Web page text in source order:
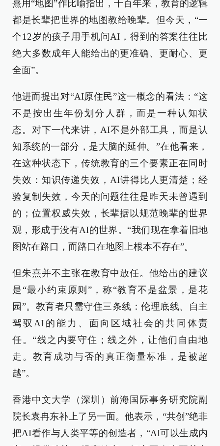
熹用“地图”作比喻指出，千百年来，教育的逻辑
都是长辈把世界的地图教给晚辈。但今天，“一
个12岁的孩子用手机问AI，得到的答案往往比
绝大多数成年人能给出的更准确、更耐心、更
全面”。
他进而提出对“AI原住民”这一概念的看法：“这
不是按出生年份划分人群，而是一种认知状
态。对下一代来讲，AI不是外部工具，而是认
知系统的一部分，是大脑的延伸。”在他看来，
在这种状态下，传统教育的三个要素正在同时
失效：知识传递失效，AI讲得比人更清楚；经
验复制失效，今天的问题往往是昨天未曾遇到
的；位置权威失效，长辈据以规范晚辈的世界
观，形成于没有AI的世界。“我们现在拿着旧地
图站在路口，而路口在地图上根本不存在”。
但朱熹并不主张在教育中放任。他给出的建议
是“最小约束原则”，称“教育不是盆景，是花
园”。教育者只需守住三条线：伦理底线、自主
驾驭AI的能力、面向区域社会的共同体责
任。“线之内要守住；线之外，让他们自由地
走。教育成功与否的真正衡量标准，是被超
越”。
香港中文大学（深圳）前海国际事务研究院副
院长袁冉东补上了另一面。他表示，“共创”绝非
把AI看作与人类平等的创造者，“AI可以生成内